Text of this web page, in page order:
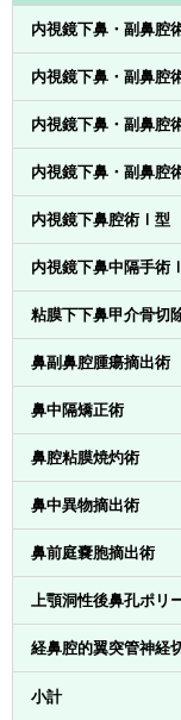
内視鏡下鼻・副鼻腔
内視鏡下鼻・副鼻腔
内視鏡下鼻・副鼻腔
内視鏡下鼻・副鼻腔
内視鏡下鼻腔術Ⅰ型
内視鏡下鼻中隔手術Ⅰ
粘膜下下鼻甲介骨切
鼻副鼻腔腫瘍摘出術
鼻中隔矯正術
鼻腔粘膜焼灼術
鼻中異物摘出術
鼻前庭嚢胞摘出術
上顎洞性後鼻孔ポリ
経鼻腔的翼突管神経
小計